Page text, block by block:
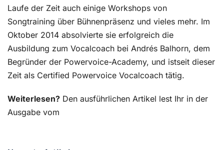
Laufe der Zeit auch einige Workshops von
Songtraining über Bühnenpräsenz und vieles mehr. Im
Oktober 2014 absolvierte sie erfolgreich die
Ausbildung zum Vocalcoach bei Andrés Balhorn, dem
Begründer der Powervoice-Academy, und istseit dieser
Zeit als Certified Powervoice Vocalcoach tätig.
Weiterlesen? Den ausführlichen Artikel lest Ihr in der
Ausgabe vom